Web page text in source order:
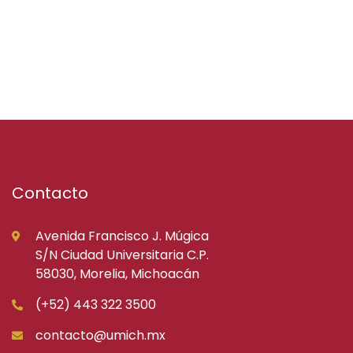
Contacto
Avenida Francisco J. Múgica
S/N Ciudad Universitaria C.P.
58030, Morelia, Michoacán
(+52) 443 322 3500
contacto@umich.mx